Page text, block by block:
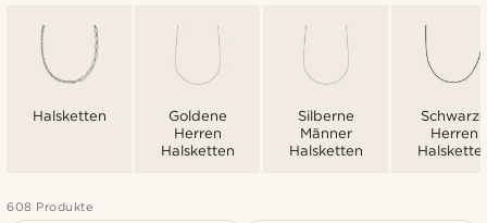
Halsketten
Goldene
Herren
Halsketten
Silberne
Männer
Halsketten
Schwarze
Herren
608 Produkte